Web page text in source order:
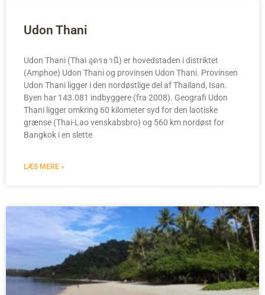
Udon Thani
Udon Thani (Thai อุดรธานี) er hovedstaden i distriktet
(Amphoe) Udon Thani og provinsen Udon Thani. Provinsen
Udon Thani ligger i den nordøstlige del af Thailand, Isan.
Byen har 143.081 indbyggere (fra 2008). Geografi Udon
Thani ligger omkring 60 kilometer syd for den laotiske
grænse (Thai-Lao venskabsbro) og 560 km nordøst for
Bangkok i en slette
LÆS MERE »